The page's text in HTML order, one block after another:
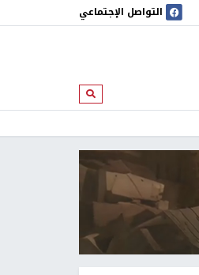
التواصل الإجتماعي
ابحث